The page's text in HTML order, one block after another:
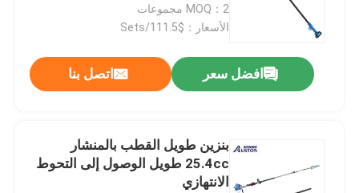
MOQ：2 مجموعات
الأسعار：$111.5/Sets
افضل سعر اتصل بنا
بنزين طويل القطب بالمنشار
25.4cc طويل الوصول إلى التحوط
الانتهازي